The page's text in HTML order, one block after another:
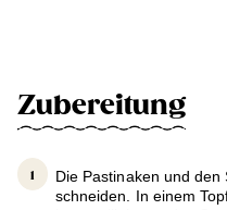
Zubereitung
Die Pastinaken und
schneiden. In einem